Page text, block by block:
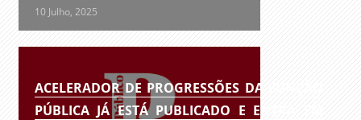
10 Julho, 2025
ACELERADOR DE PROGRESSÕES DA FUNÇÃO
PÚBLICA JÁ ESTÁ PUBLICADO E ENTRA EM